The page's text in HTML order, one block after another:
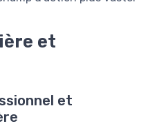
et
et